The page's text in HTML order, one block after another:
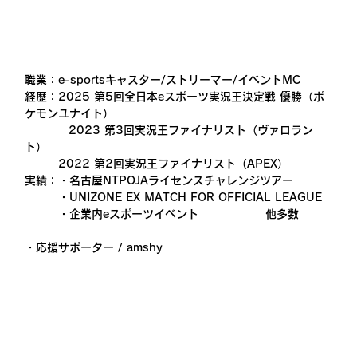
職業：e-sportsキャスター/ストリーマー/イベントMC
経歴：2025 第5回全日本eスポーツ実況王決定戦 優勝（ポ
ケモンユナイト）
2023 第3回実況王ファイナリスト（ヴァロラン
ト）
2022 第2回実況王ファイナリスト（APEX）
実績：・名古屋NTPOJAライセンスチャレンジツアー
・UNIZONE EX MATCH FOR OFFICIAL LEAGUE
・企業内eスポーツイベント　　　　　　他多数
・応援サポーター / amshy